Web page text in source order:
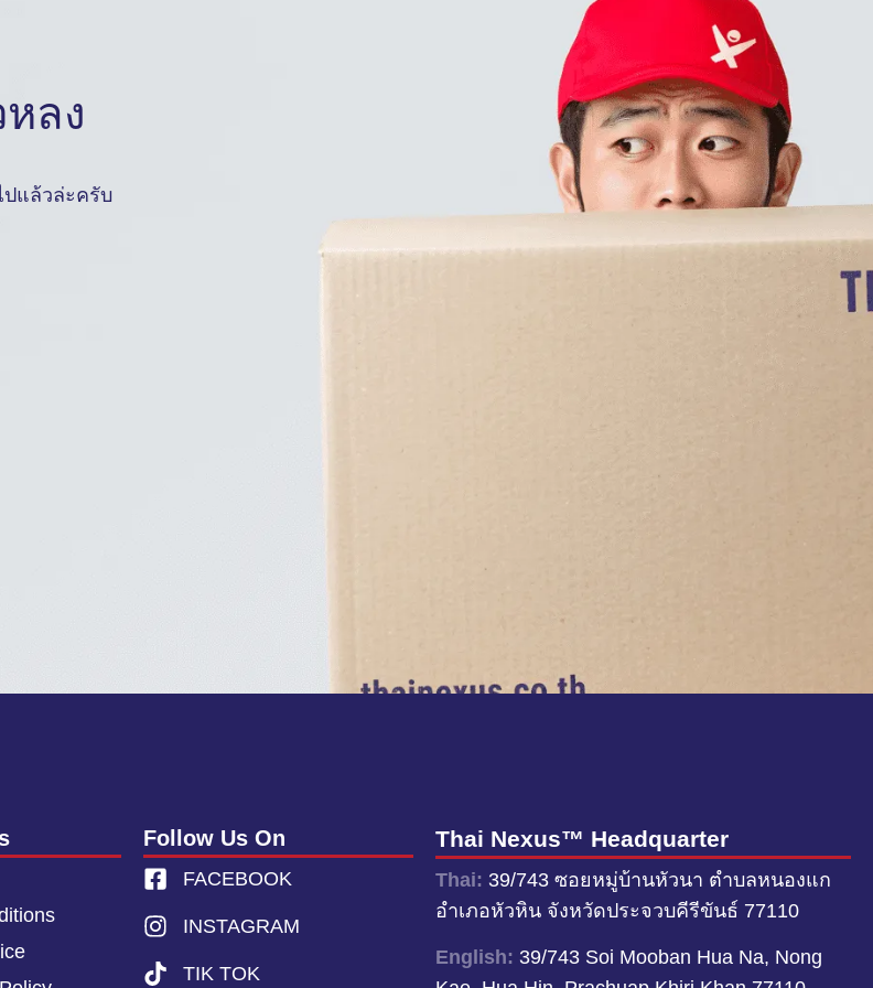
ลง
แล้วล่ะครับ
Follow Us On
FACEBOOK
INSTAGRAM
TIK TOK
Thai Nexus™ Headquarter
Thai: 39/743 ซอยหมู่บ้านหัวนา ตำบลหนองแก
อำเภอหัวหิน จังหวัดประจวบคีรีขันธ์ 77110
English: 39/743 Soi Mooban Hua Na, Nong